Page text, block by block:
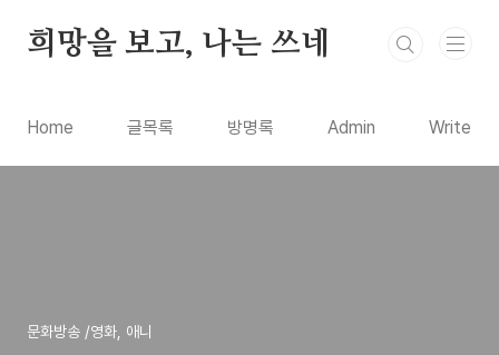
희망을 보고, 나는 쓰네
Home 글목록 방명록 Admin Write
문화방송 /영화, 애니